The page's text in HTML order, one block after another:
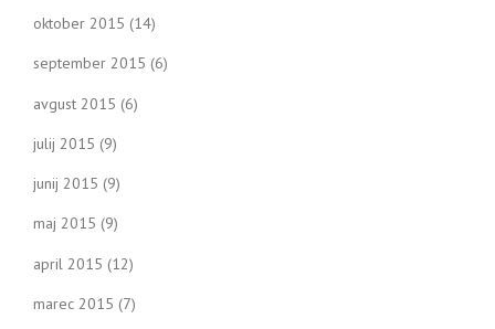
oktober 2015 (14)
september 2015 (6)
avgust 2015 (6)
julij 2015 (9)
junij 2015 (9)
maj 2015 (9)
april 2015 (12)
marec 2015 (7)